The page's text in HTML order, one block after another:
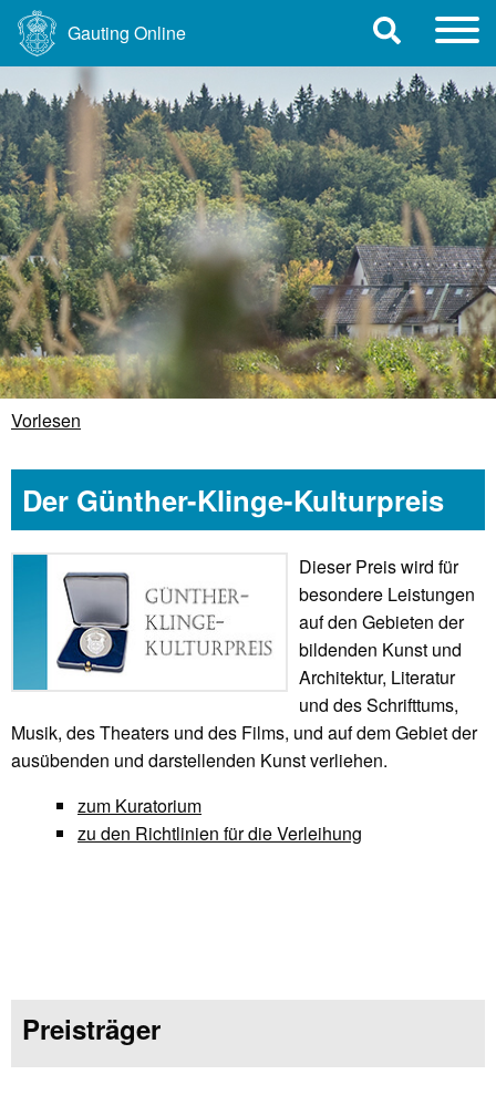
Gauting Online
Vorlesen
Der Günther-Klinge-Kulturpreis
Dieser Preis wird für
besondere Leistungen
auf den Gebieten der
bildenden Kunst und
Architektur, Literatur
und des Schrifttums,
Musik, des Theaters und des Films, und auf dem Gebiet der
ausübenden und darstellenden Kunst verliehen.
zum Kuratorium
zu den Richtlinien für die Verleihung
Preisträger